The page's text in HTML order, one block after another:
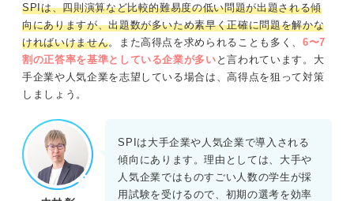
SPIは、四則演算など比較的難易度の低い問題が出題される傾
向にありますが、出題数が多いため素早く正確に問題を解かな
ければいけません。また高得点を求められることも多く、 6〜7
割の正答率を基準としている企業が多い と言われています。大
手企業や人気企業を志望している場合は、高得点を狙って対策
しましょう。
SPIは大手企業や人気企業で導入される
傾向にあります。理由としては、大手や
人気企業ではものすごい人数の学生が採
用試験を受けるので、初期の選考を効率